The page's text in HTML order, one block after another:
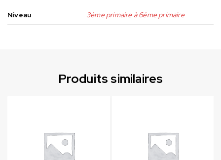
Niveau 3éme primaire à 6éme primaire
Produits similaires